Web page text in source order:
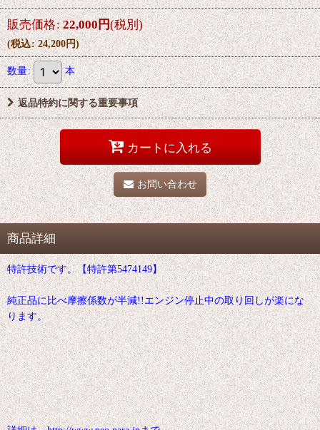
販売価格: 22,000円(税別)
(税込: 24,200円)
数量: 本
返品特約に関する重要事項
カートに入れる
お問い合わせ
商品詳細
特許技術です。【特許第5474149】
純正品に比べ摩擦係数が半減!!エンジン停止中の取り回しが楽にな
ります。